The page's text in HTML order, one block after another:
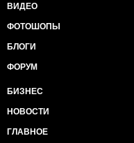
ВИДЕО
ФОТОШОПЫ
БЛОГИ
ФОРУМ
БИЗНЕС
НОВОСТИ
ГЛАВНОЕ